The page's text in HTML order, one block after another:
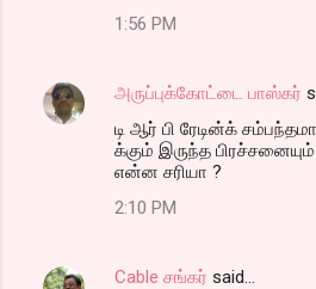
1:56 PM
அருப்புக்கோட்டை பாஸ்கர்
டி ஆர் பி ரேடின்க்
க்கும் இருந்த பிரச்சனையும்
என்ன சரியா ?
2:10 PM
Cable சங்கர் said…